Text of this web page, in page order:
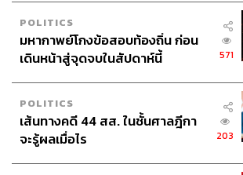
POLITICS
มหากาพย์โกงข้อสอบท้องถิ่น ก่อน
เดินหน้าสู่จุดจบในสัปดาห์นี้
571
POLITICS
เส้นทางคดี 44 สส. ในชั้นศาลฎีกา
จะรู้ผลเมื่อไร
203